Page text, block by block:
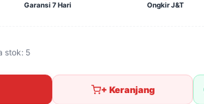
Garansi 7 Hari Ongkir J&T
stok: 5
+ Keranjang